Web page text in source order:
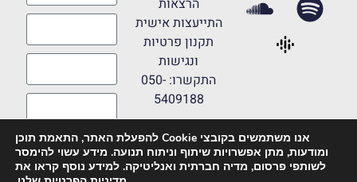
הרצאות
התייעצות אישית
תקנון פרטיות
ונגישות
התקשרו: 050-
5409188
מאשר קבלת
דיוורים
אנו משתמשים בקובצי Cookie להפעלת האתר, התאמת תוכן
ומודעות, מתן אפשרויות שיתוף וניתוח תנועה. מידע עשוי להימסר
לשותפי פרסום, מדיה חברתית ואנליטיקה. למידע נוסף קראו את